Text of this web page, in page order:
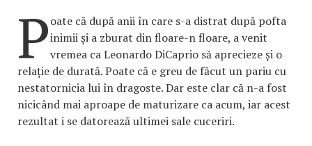
Poate că după anii în care s-a distrat după pofta
inimii și a zburat din floare-n floare, a venit
vremea ca Leonardo DiCaprio să aprecieze și o
relație de durată. Poate că e greu de făcut un pariu cu
nestatornicia lui în dragoste. Dar este clar că n-a fost
nicicând mai aproape de maturizare ca acum, iar acest
rezultat i se datorează ultimei sale cuceriri.